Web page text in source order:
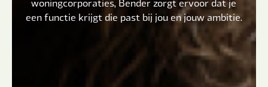
een functie krijgt die past bij jou en jouw ambitie.